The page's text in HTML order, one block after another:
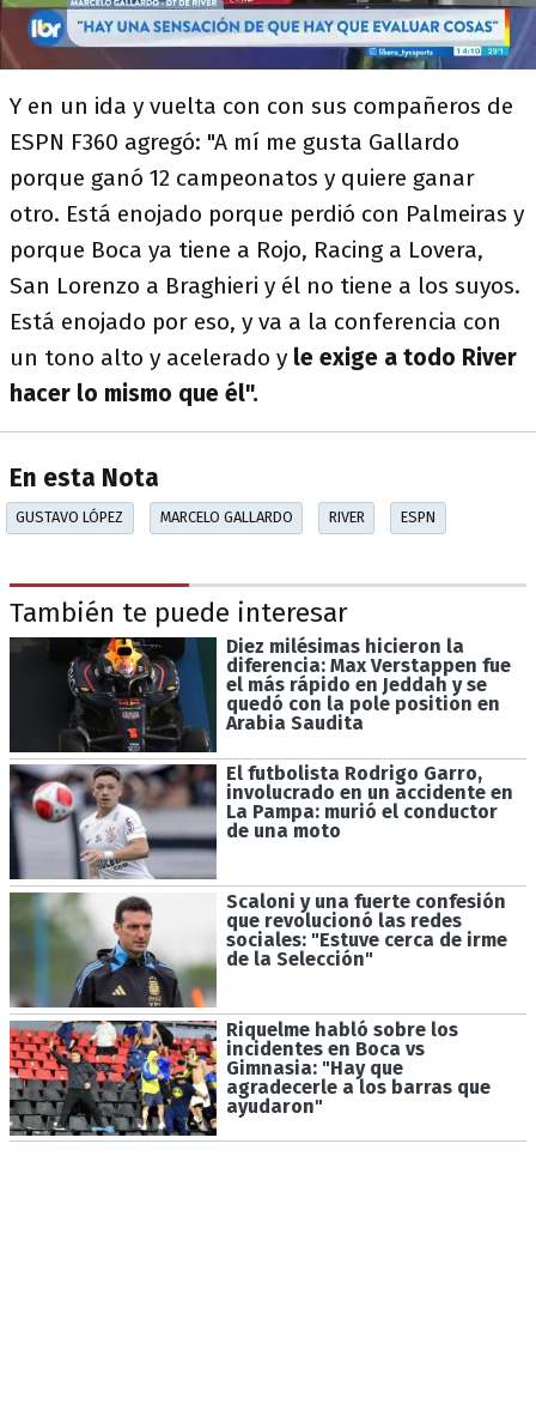
Y en un ida y vuelta con con sus compañeros de
ESPN F360 agregó: "A mí me gusta Gallardo
porque ganó 12 campeonatos y quiere ganar
otro. Está enojado porque perdió con Palmeiras y
porque Boca ya tiene a Rojo, Racing a Lovera,
San Lorenzo a Braghieri y él no tiene a los suyos.
Está enojado por eso, y va a la conferencia con
un tono alto y acelerado y le exige a todo River
hacer lo mismo que él".
En esta Nota
GUSTAVO LÓPEZ MARCELO GALLARDO RIVER ESPN
También te puede interesar
Diez milésimas hicieron la
diferencia: Max Verstappen fue
el más rápido en Jeddah y se
quedó con la pole position en
Arabia Saudita
El futbolista Rodrigo Garro,
involucrado en un accidente en
La Pampa: murió el conductor
de una moto
Scaloni y una fuerte confesión
que revolucionó las redes
sociales: "Estuve cerca de irme
de la Selección"
Riquelme habló sobre los
incidentes en Boca vs
Gimnasia: "Hay que
agradecerle a los barras que
ayudaron"